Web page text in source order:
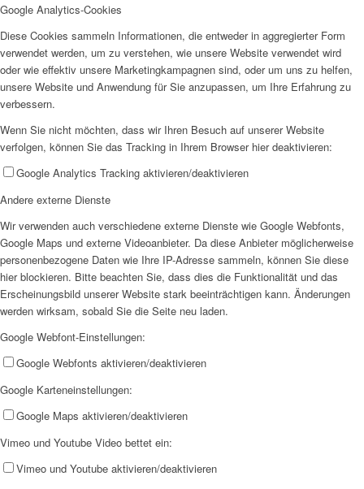
Ambulante Hilfen zur Erziehung
SPFH
UFH
Erziehungsbeistand
Google Analytics-Cookies
Diese Cookies sammeln Informationen, die entweder in aggregierter Form
verwendet werden, um zu verstehen, wie unsere Website verwendet wird
oder wie effektiv unsere Marketingkampagnen sind, oder um uns zu helfen,
unsere Website und Anwendung für Sie anzupassen, um Ihre Erfahrung zu
verbessern.
Wenn Sie nicht möchten, dass wir Ihren Besuch auf unserer Website
verfolgen, können Sie das Tracking in Ihrem Browser hier deaktivieren:
Google Analytics Tracking aktivieren/deaktivieren
Andere externe Dienste
Wir verwenden auch verschiedene externe Dienste wie Google Webfonts,
Google Maps und externe Videoanbieter. Da diese Anbieter möglicherweise
personenbezogene Daten wie Ihre IP-Adresse sammeln, können Sie diese
hier blockieren. Bitte beachten Sie, dass dies die Funktionalität und das
Erscheinungsbild unserer Website stark beeinträchtigen kann. Änderungen
werden wirksam, sobald Sie die Seite neu laden.
Google Webfont-Einstellungen:
Google Webfonts aktivieren/deaktivieren
Google Karteneinstellungen:
Google Maps aktivieren/deaktivieren
Vimeo und Youtube Video bettet ein:
Vimeo und Youtube aktivieren/deaktivieren